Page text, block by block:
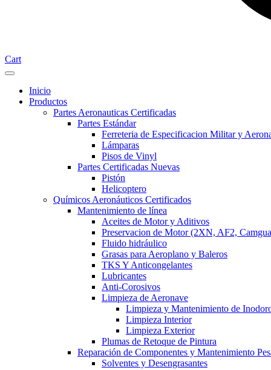
Cart
Inicio
Productos
Partes Aeronauticas Certificadas
Partes Estándar
Ferreteria de Especificacion Militar y
Lámparas
Pisos de Vinyl
Partes Certificadas Nuevas
Pistón
Helicoptero
Químicos Aeronáuticos Certificados
Mantenimiento de línea
Aceites de Motor y Aditivos
Preservacion de Motor (2XN, AF2,
Fluido hidráulico
Grasas para Aeroplano y Baleros
TKS Y Anticongelantes
Lubricantes
Anti-Corosivos
Limpieza de Aeronave
Limpieza y Mantenimiento de
Limpieza Interior
Limpieza Exterior
Plumas de Retoque de Pintura
Reparación de Componentes y Mantenimiento
Solventes y Desengrasantes